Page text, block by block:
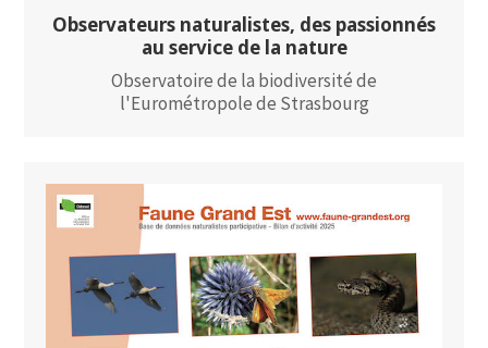
Observateurs naturalistes, des passionnés
au service de la nature
Observatoire de la biodiversité de
l'Eurométropole de Strasbourg